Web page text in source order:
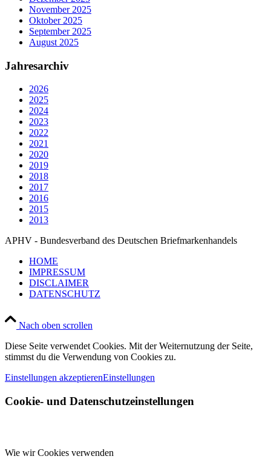
November 2025
Oktober 2025
September 2025
August 2025
Jahresarchiv
2026
2025
2024
2023
2022
2021
2020
2019
2018
2017
2016
2015
2013
APHV - Bundesverband des Deutschen Briefmarkenhandels
HOME
IMPRESSUM
DISCLAIMER
DATENSCHUTZ
Nach oben scrollen
Diese Seite verwendet Cookies. Mit der Weiternutzung der Seite,
stimmst du die Verwendung von Cookies zu.
Einstellungen akzeptierenEinstellungen
Cookie- und Datenschutzeinstellungen
Wie wir Cookies verwenden